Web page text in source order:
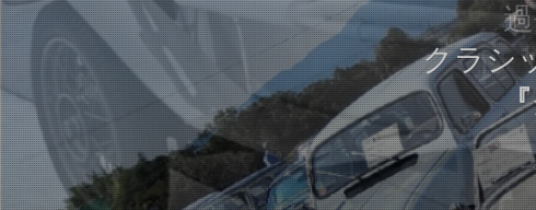
クラシック
クラシ